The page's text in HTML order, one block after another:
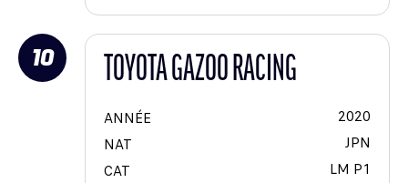
10 TOYOTA GAZOO RACING
ANNÉE
2020
NAT
JPN
CAT
LM P1